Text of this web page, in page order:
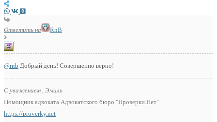
Ответить на RnB
@rnb Добрый день! Совершенно верно!
С уважением , Эмиль
Помощник адвоката Адвокатского бюро "Проверки.Нет"
https://proverky.net